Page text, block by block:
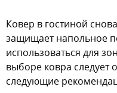
Ковер в гостиной
защищает напольное
использоваться для
выборе ковра следует
следующие